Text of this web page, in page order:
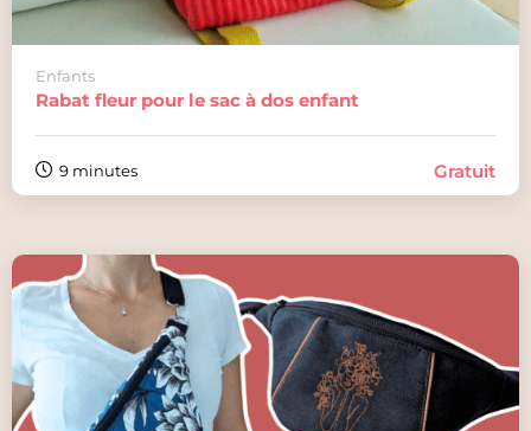
Enfants
Rabat fleur pour le sac à dos enfant
9 minutes Gratuit